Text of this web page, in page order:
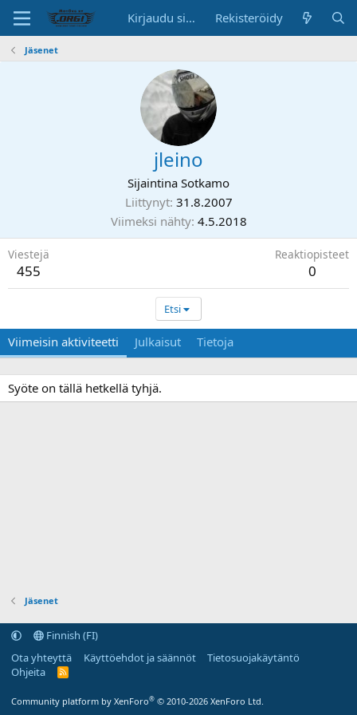
Kirjaudu sisään Rekisteröidy
Jäsenet
jleino
Sijaintina Sotkamo
Liittynyt 31.8.2007
Viimeksi nähty 4.5.2018
Viestejä
455
Reaktiopisteet
0
Etsi
Viimeisin aktiviteetti Julkaisut Tietoja
Syöte on tällä hetkellä tyhjä.
Jäsenet
Finnish (FI)
Ota yhteyttä
Käyttöehdot ja säännöt
Tietosuojakäytäntö
Ohjeita
R
Community platform by XenForo® © 2010-2026 XenForo Ltd.